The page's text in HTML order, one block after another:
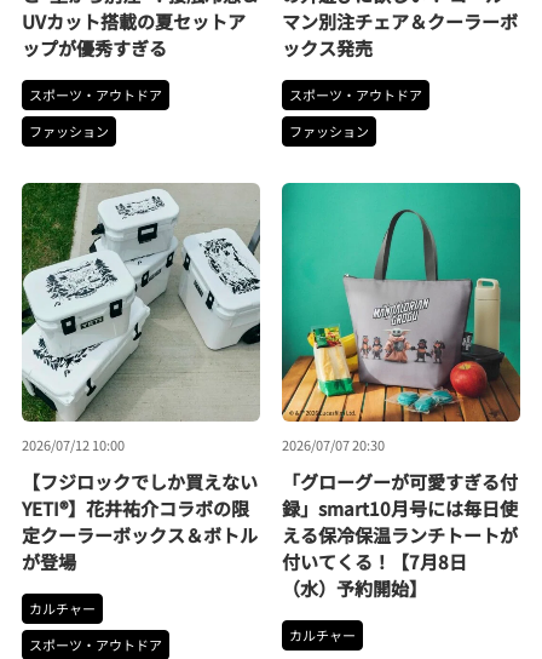
UVカット搭載の夏セットア
ップが優秀すぎる
スポーツ・アウトドア
ファッション
マン別注チェア＆クーラーボ
ックス発売
スポーツ・アウトドア
ファッション
2026/07/12 10:00
【フジロックでしか買えない
YETI®】花井祐介コラボの限
定クーラーボックス＆ボトル
が登場
カルチャー
スポーツ・アウトドア
2026/07/07 20:30
「グローグーが可愛すぎる付
録」smart10月号には毎日使
える保冷保温ランチトートが
付いてくる！【7月8日
（水）予約開始】
カルチャー